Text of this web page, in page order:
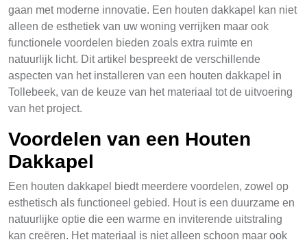
gaan met moderne innovatie. Een houten dakkapel kan niet
alleen de esthetiek van uw woning verrijken maar ook
functionele voordelen bieden zoals extra ruimte en
natuurlijk licht. Dit artikel bespreekt de verschillende
aspecten van het installeren van een houten dakkapel in
Tollebeek, van de keuze van het materiaal tot de uitvoering
van het project.
Voordelen van een Houten
Dakkapel
Een houten dakkapel biedt meerdere voordelen, zowel op
esthetisch als functioneel gebied. Hout is een duurzame en
natuurlijke optie die een warme en inviterende uitstraling
kan creëren. Het materiaal is niet alleen schoon maar ook